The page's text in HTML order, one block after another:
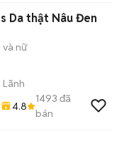
Da thật Nâu Đen
và nữ
Lãnh
4.8
1493 đã
bán